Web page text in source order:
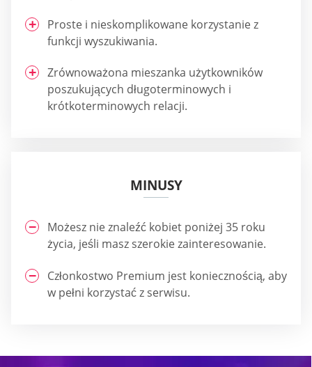
Proste i nieskomplikowane korzystanie z
funkcji wyszukiwania.
Zrównoważona mieszanka użytkowników
poszukujących długoterminowych i
krótkoterminowych relacji.
MINUSY
Możesz nie znaleźć kobiet poniżej 35 roku
życia, jeśli masz szerokie zainteresowanie.
Członkostwo Premium jest koniecznością, aby
w pełni korzystać z serwisu.